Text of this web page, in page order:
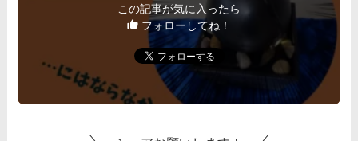
この記事が気に入ったら
フォローしてね！